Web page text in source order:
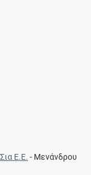
Ε.Ε. - Μενάνδρου